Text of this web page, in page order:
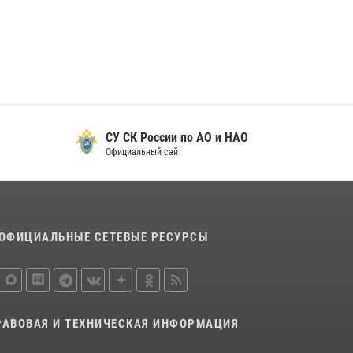
СУ СК России по АО и НАО
Официальный сайт
СЕТЕВЫЕ РЕСУРСЫ
И ТЕХНИЧЕСКАЯ ИНФОРМАЦИЯ